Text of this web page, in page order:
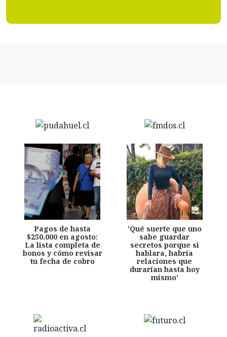
Pagos de hasta
$250.000 en agosto:
La lista completa de
bonos y cómo revisar
tu fecha de cobro
'Qué suerte que uno
sabe guardar
secretos porque si
hablara, habría
relaciones que
durarían hasta hoy
mismo'